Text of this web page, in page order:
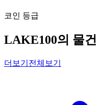
코인 등급
LAKE100의 물건
더보기 전체보기